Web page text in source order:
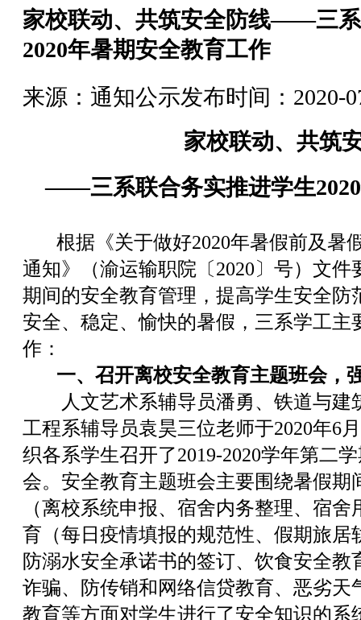
家校联动、共筑安全防线——三
2020年暑期安全教育工作
来源：通知公示发布时间：2020-
家校联动、共筑
——三系联合务实推进学生
根据《关于做好2020年暑假前及暑
通知》（渝运输职院〔2020〕号）文
期间的安全教育管理，提高学生安全防
安全、稳定、愉快的暑假，三系学工主
作：
一、召开离校安全教育主题班会，
人文艺术系辅导员潘勇、铁道与建
工程系辅导员袁昊三位老师于2020年6
织各系学生召开了2019-2020学年第二
会。安全教育主题班会主要围绕暑假期
（离校系统申报、宿舍内务整理、宿
育（每日疫情填报的规范性、假期旅居
防溺水安全承诺书的签订、饮食安全
诈骗、防传销和网络信贷教育、恶劣天
教育等方面对学生进行了安全知识的系